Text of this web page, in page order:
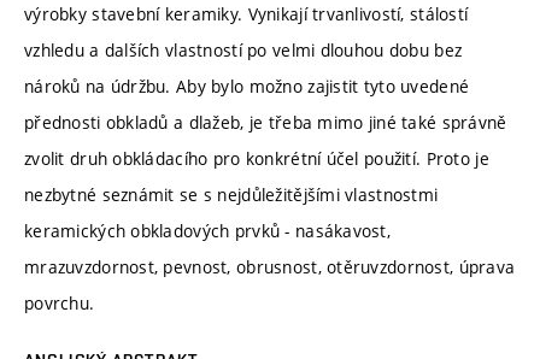
výrobky stavební keramiky. Vynikají trvanlivostí, stálostí
vzhledu a dalších vlastností po velmi dlouhou dobu bez
nároků na údržbu. Aby bylo možno zajistit tyto uvedené
přednosti obkladů a dlažeb, je třeba mimo jiné také správně
zvolit druh obkládacího pro konkrétní účel použití. Proto je
nezbytné seznámit se s nejdůležitějšími vlastnostmi
keramických obkladových prvků - nasákavost,
mrazuvzdornost, pevnost, obrusnost, otěruvzdornost, úprava
povrchu.